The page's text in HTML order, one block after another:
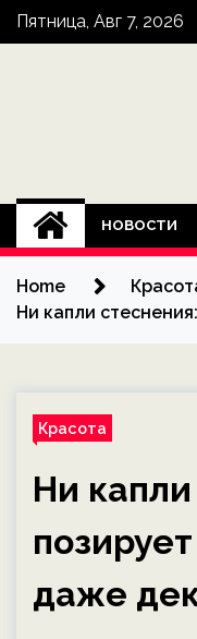
SkipПятница, Авг 7, 2026
НОВОСТИ
Home
Ни капли
Красота
Ни
даже